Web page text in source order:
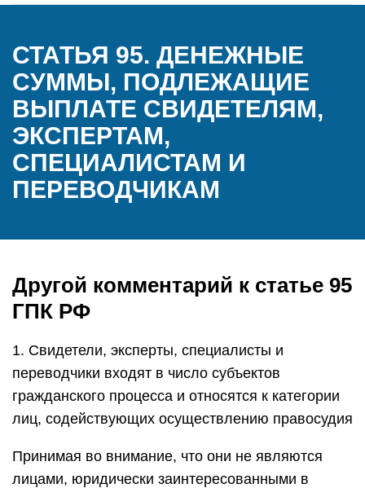
СТАТЬЯ 95. ДЕНЕЖНЫЕ
СУММЫ, ПОДЛЕЖАЩИЕ
ВЫПЛАТЕ СВИДЕТЕЛЯМ,
ЭКСПЕРТАМ,
СПЕЦИАЛИСТАМ И
ПЕРЕВОДЧИКАМ
Другой комментарий к статье 95
ГПК РФ
1. Свидетели, эксперты, специалисты и
переводчики входят в число субъектов
гражданского процесса и относятся к категории
лиц, содействующих осуществлению правосудия
Принимая во внимание, что они не являются
лицами, юридически заинтересованными в